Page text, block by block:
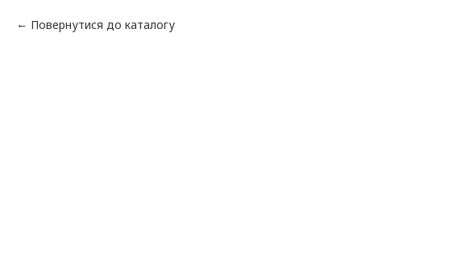
Повернутися до каталогу